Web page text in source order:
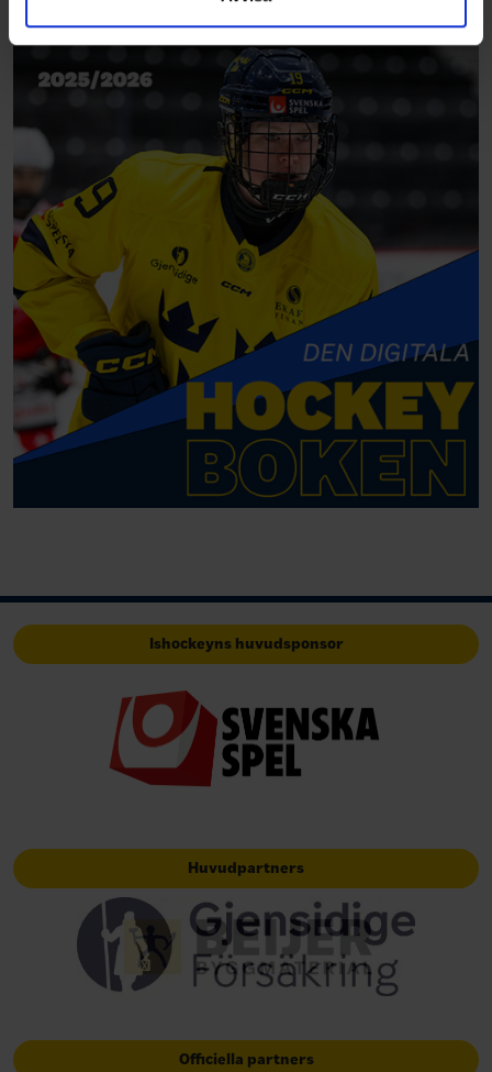
Ishockeyns huvudsponsor
Huvudpartners
Officiella partners